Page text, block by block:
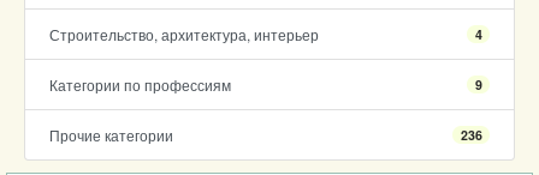
Строительство, архитектура, интерьер 4
Категории по профессиям 9
Прочие категории 236